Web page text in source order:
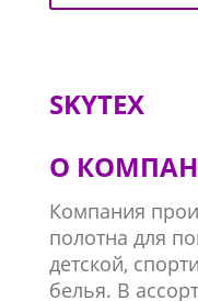
SKYTEX
О
Компания
полотна для
детской,
белья. В